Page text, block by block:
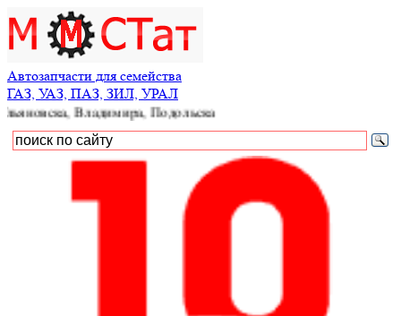
Автозапчасти для семейства
ГАЗ, УАЗ, ПАЗ, ЗИЛ, УРАЛ
Владимира, Подольска